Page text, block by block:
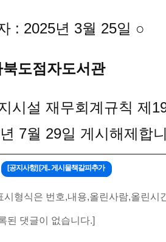
: 2025년 3월 25일 ○
북도점자도서관
시설 재무회계규칙 제
7월 29일 게시해제합
[공지사항] [게.. 게시물책갈피추가
형식은 번호,내용,올린사람,올린시
된 댓글이 없습니다.]